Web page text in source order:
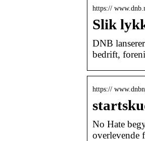
https://
Slik
DNB
bedrift,
https://
No Hate
overlevende